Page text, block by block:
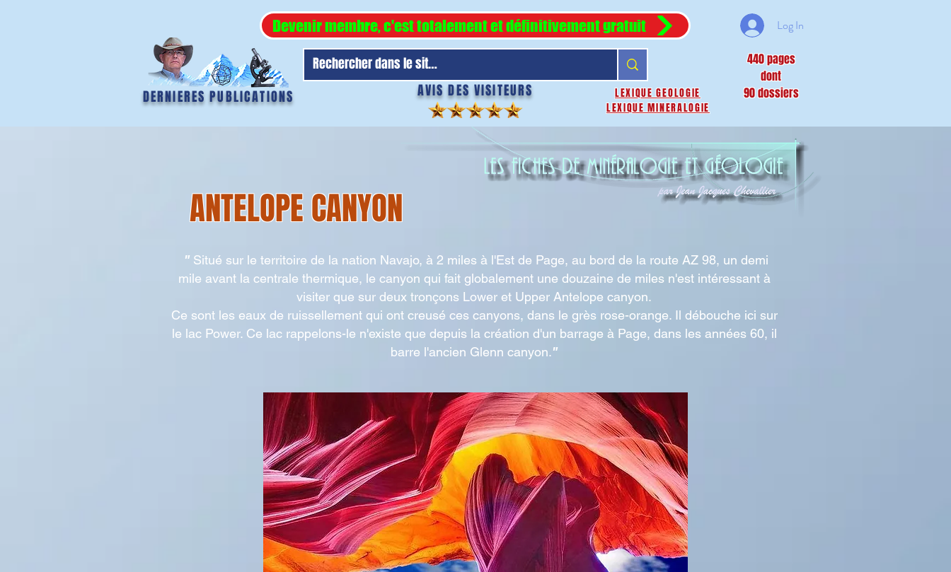
Devenir membre, c'est totalement et définitivement gratuit Log In
AVIS DES VISITEURS
DERNIERES PUBLICATIONS
LEXIQUE GEOLOGIE
LEXIQUE MINERALOGIE
440 pages
dont
90 dossiers
ANTELOPE CANYON
" Situé sur le territoire de la nation Navajo, à 2 miles à l'Est de Page, au bord de la route AZ 98, un demi
mile avant la centrale thermique, le canyon qui fait globalement une douzaine de miles n'est intéressant à
visiter que sur deux tronçons Lower et Upper Antelope canyon.
Ce sont les eaux de ruissellement qui ont creusé ces canyons, dans le grès rose-orange. Il débouche ici sur
le lac Power. Ce lac rappelons-le n'existe que depuis la création d'un barrage à Page, dans les années 60, il
barre l'ancien Glenn canyon."